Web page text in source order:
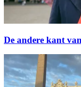
De andere kant